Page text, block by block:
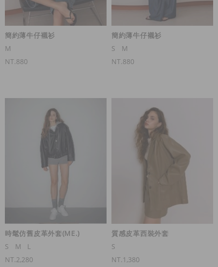
簡約薄牛仔襯衫
M
NT.880
簡約薄牛仔襯衫
S
M
NT.880
時髦仿舊皮革外套(ME.)
S
M
L
NT.2,280
質感皮革西裝外套
S
NT.1,380